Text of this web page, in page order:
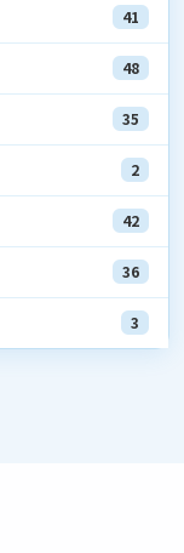
41
48
35
2
42
36
3